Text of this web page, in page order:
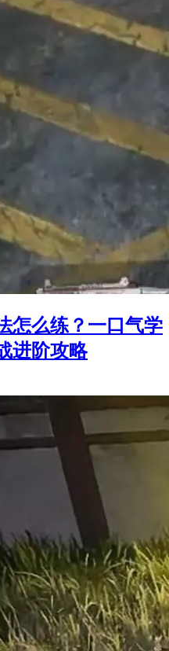
怎么练？一口气学
进阶攻略